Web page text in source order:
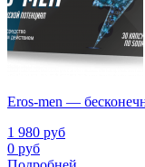
Eros-men —
1 980 руб
0 руб